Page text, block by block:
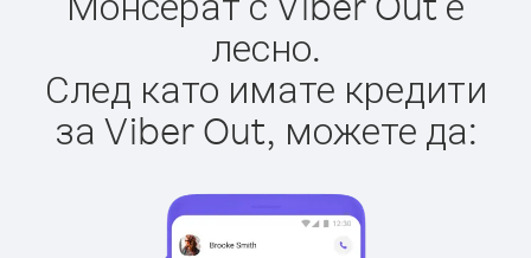
лесно.
След като имате кредити
за Viber Out, можете да: